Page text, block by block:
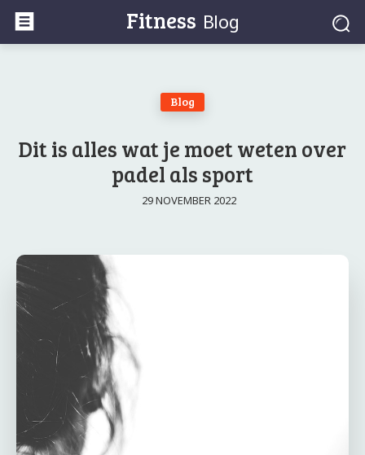
Fitness Blog
Blog
Dit is alles wat je moet weten over
padel als sport
29 NOVEMBER 2022